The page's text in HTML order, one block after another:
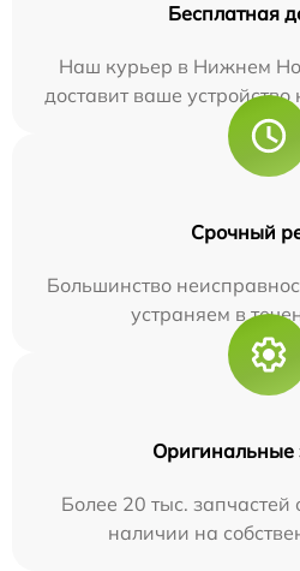
Бесплатная
Наш курьер в Нижнем
доставит ваше
Срочный
Большинство
устраняем в
Оригинальные
Более 20 тыс. запчастей
наличии на